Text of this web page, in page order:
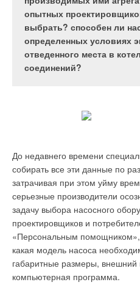
опытных
выбрать? способен ли
определенных условиях
отведенного места в
соединений?
До недавнего времени
собирать все эти данные по
затрачивая при этом уйму
серьезные производители
задачу выбора насосного
проектировщиков и
«Персональным помощником»,
какая модель насоса
габаритные размеры, внешний
компьютерная программа.
дополнительных
увеличить потенциал
Современные
укомплектованные
применяться в различных
целыми зданиями. Данная
иллюстрированная
небольших систем
требования
получить максимальный
минимальными
проектирования.
Рис. 1. Схема
приборов, в т.ч. в России
причем импорт был
превышал 1%.
Несмотря на огромные цифры
самых дефицитных изделий
отопительного оборудования.
На российском рынке были
чугунные секционные
резким преобладанием
радиатора МС–140.В
также стальные конвекторы
назначения), около
панельные радиаторы — около